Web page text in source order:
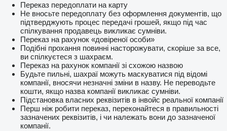
Переказ передоплати на карту
Не вносьте передоплату без оформлення документів, що
підтверджують процес передачі грошей, якщо під час
спілкування продавець викликає сумніви.
Переказ на рахунок «довіреної особи»
Подібні прохання повинні насторожувати, скоріше за все,
ви спілкуєтеся з шахраєм.
Переказ на рахунок компанії зі схожою назвою
Будьте пильні, шахраї можуть маскуватися під відомі
компанії, вносячи незначні зміни в назву. Не переводьте
кошти, якщо назва компанії викликає сумніви.
Підстановка власних реквізитів в інвойс реальної компанії
Перш ніж робити переказ, переконайтеся в правильності
зазначених реквізитів, і чи належать вони до зазначеної
компанії.